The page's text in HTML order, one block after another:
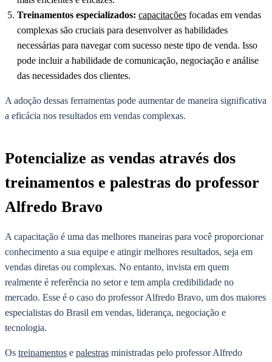
Treinamentos especializados: capacitações focadas em vendas
complexas são cruciais para desenvolver as habilidades
necessárias para navegar com sucesso neste tipo de venda. Isso
pode incluir a habilidade de comunicação, negociação e análise
das necessidades dos clientes.
A adoção dessas ferramentas pode aumentar de maneira significativa
a eficácia nos resultados em vendas complexas.
Potencialize as vendas através dos
treinamentos e palestras do professor
Alfredo Bravo
A capacitação é uma das melhores maneiras para você proporcionar
conhecimento a sua equipe e atingir melhores resultados, seja em
vendas diretas ou complexas. No entanto, invista em quem
realmente é referência no setor e tem ampla credibilidade no
mercado. Esse é o caso do professor Alfredo Bravo, um dos maiores
especialistas do Brasil em vendas, liderança, negociação e
tecnologia.
Os treinamentos e palestras ministradas pelo professor Alfredo